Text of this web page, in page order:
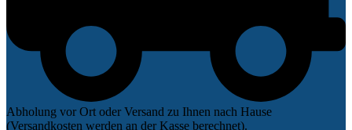
Abholung vor Ort oder Versand zu Ihnen nach Hause
(Versandkosten werden an der Kasse berechnet).